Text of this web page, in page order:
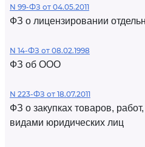
N 99-ФЗ от 04.05.2011
ФЗ о лицензировании
N 14-ФЗ от 08.02.1998
ФЗ об ООО
N 223-ФЗ от 18.07.2011
ФЗ о закупках товаров,
видами юридических лиц